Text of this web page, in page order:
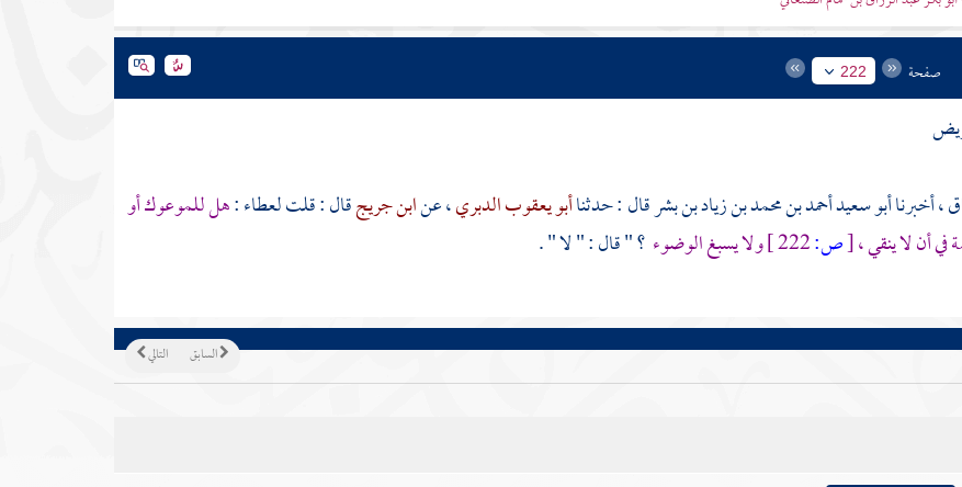
صفحة 222
، أخبرناأبو سعيد أحمد بن محمد بن زياد بن بشرقال : حدثناأبو يعقوب الدبري، عنابن جريجقال : قلتلعطاء:هل للموعوك أو
أن لا ينقي ،[ص: ولا يسبغ الوضوء ؟ " قال : " لا " .
التالي السابق